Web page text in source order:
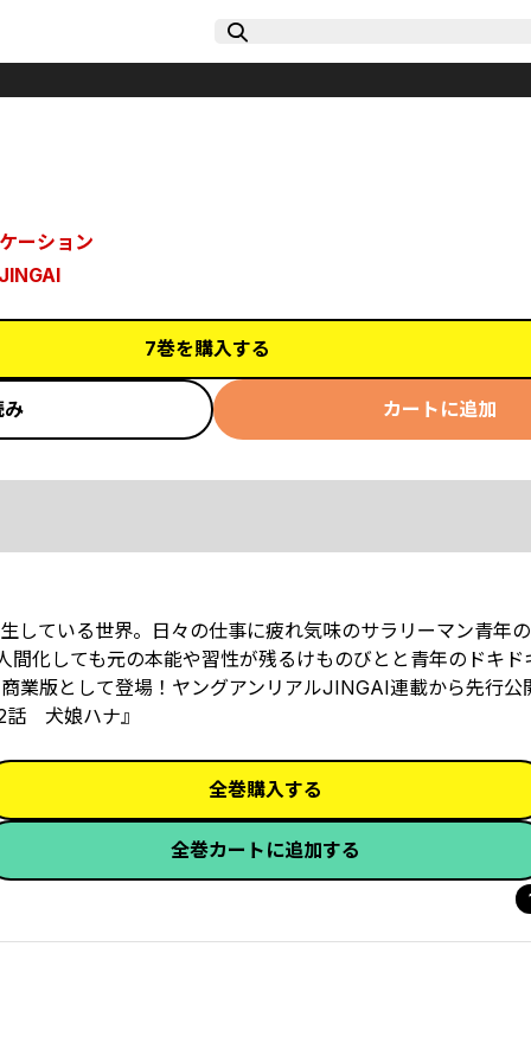
ーション
7巻を購入する
み カートに追加
している世界。日々の仕事に疲れ気味のサラリーマン青年
化しても元の本能や習性が残るけものびとと青年のドキド
業版として登場！ヤングアンリアルJINGAI連載から先行公
話 犬娘ハナ』
全巻購入する
全巻カートに追加する